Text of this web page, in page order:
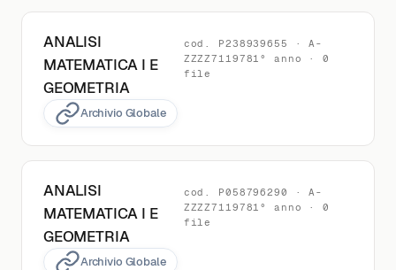
ANALISI
MATEMATICA I E
GEOMETRIA
cod. P238939655 · A-
ZZZZ7119781° anno · 0
file
Archivio Globale
ANALISI
MATEMATICA I E
GEOMETRIA
cod. P058796290 · A-
ZZZZ7119781° anno · 0
file
Archivio Globale